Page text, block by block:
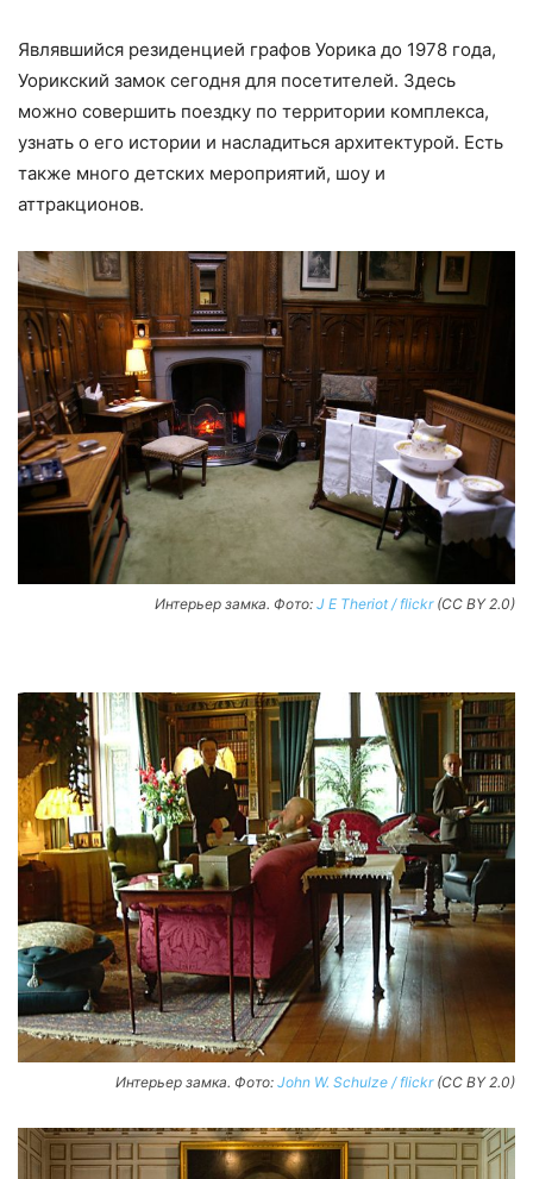
Являвшийся резиденцией графов Уорика до 1978 года,
Уорикский замок сегодня для посетителей. Здесь
можно совершить поездку по территории комплекса,
узнать о его истории и насладиться архитектурой. Есть
также много детских мероприятий, шоу и
аттракционов.
Интерьер замка. Фото: J E Theriot / flickr(CC BY 2.0)
Интерьер замка. Фото: John W. Schulze / flickr(CC BY 2.0)